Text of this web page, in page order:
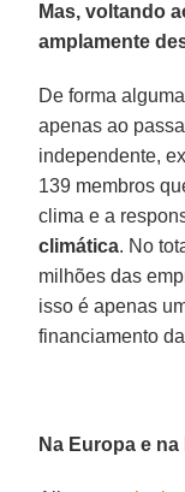
Mas, voltando
amplamente
De forma
apenas ao
independente,
139 membros
clima e a
climática. No
milhões das
isso é apenas
financiamento da
Na Europa e